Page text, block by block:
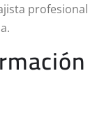
profesional